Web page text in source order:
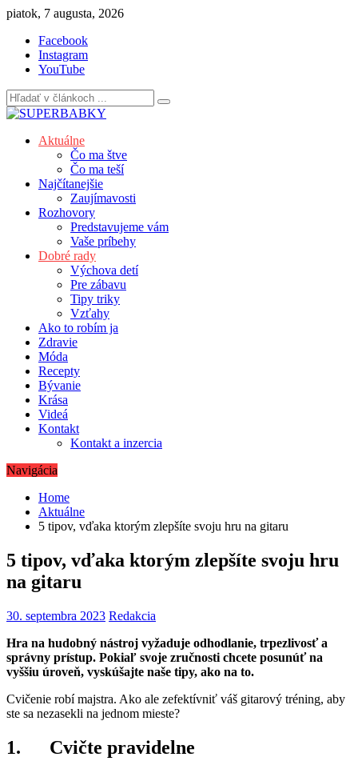
Skip
content
piatok, 7 augusta, 2026
Facebook
Instagram
YouTube
Aktuálne
Čo ma štve
Čo ma teší
Najčítanejšie
Zaujímavosti
Rozhovory
Predstavujeme vám
Vaše príbehy
Dobré rady
Výchova detí
Pre zábavu
Tipy triky
Vzťahy
Ako to robím ja
Zdravie
Móda
Recepty
Bývanie
Krása
Videá
Kontakt
Kontakt a inzercia
Navigácia
Home
Aktuálne
5 tipov, vďaka ktorým zlepšíte svoju hru na gitaru
5 tipov, vďaka ktorým zlepšíte svoju hru
na gitaru
30. septembra 2023 Redakcia
Hra na hudobný nástroj vyžaduje odhodlanie, trpezlivosť a
správny prístup. Pokiaľ svoje zručnosti chcete posunúť na
vyššiu úroveň, vyskúšajte naše tipy, ako na to.
Cvičenie robí majstra. Ako ale zefektívniť váš gitarový tréning, aby
ste sa nezasekli na jednom mieste?
1. Cvičte pravidelne